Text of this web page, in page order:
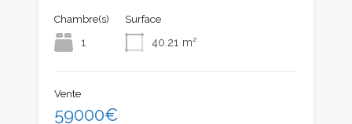
Chambre(s)
1
Surface
40.21 m²
Vente
59000€